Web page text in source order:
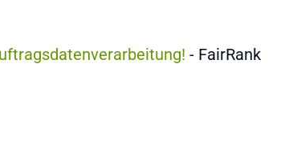
- FairRank